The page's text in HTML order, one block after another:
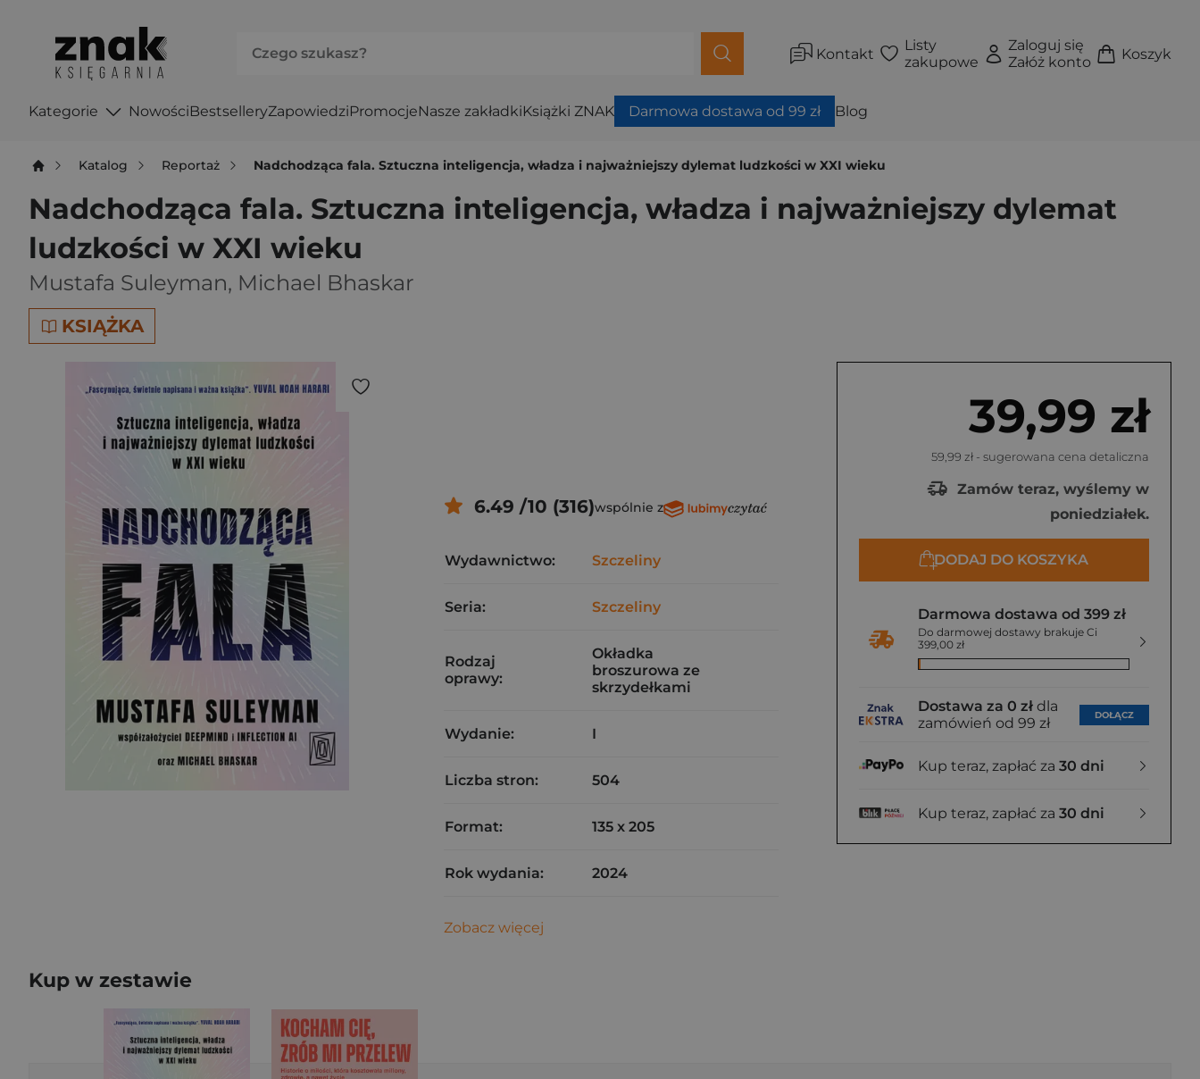
Kontakt
Listy
zakupowe
Zaloguj się
Załóż konto
Koszyk
Kategorie NowościBestselleryZapowiedziPromocjeNasze zakładkiKsiążki ZNAK Darmowa dostawa od 99 zł Blog
Katalog Reportaż Nadchodząca fala. Sztuczna inteligencja, władza i najważniejszy dylemat ludzkości w XXI wieku
Nadchodząca fala. Sztuczna inteligencja, władza i najważniejszy dylemat
ludzkości w XXI wieku
Mustafa Suleyman, Michael Bhaskar
KSIĄŻKA
39,99 zł
59,99 zł - sugerowana cena detaliczna
Zamów teraz, wyślemy w
poniedziałek.
DODAJ DO KOSZYKA
Darmowa dostawa od 399 zł
Do darmowej dostawy brakuje Ci
399,00 zł
Dostawa za 0 zł dla
zamówień od 99 zł
DOŁĄCZ
Kup teraz, zapłać za 30 dni
Kup teraz, zapłać za 30 dni
6.49 /10 (316)wspólnie z
Wydawnictwo: Szczeliny
Seria: Szczeliny
Rodzaj
oprawy:
Okładka
broszurowa ze
skrzydełkami
Wydanie: I
Liczba stron: 504
Format: 135 x 205
Rok wydania: 2024
Zobacz więcej
Kup w zestawie